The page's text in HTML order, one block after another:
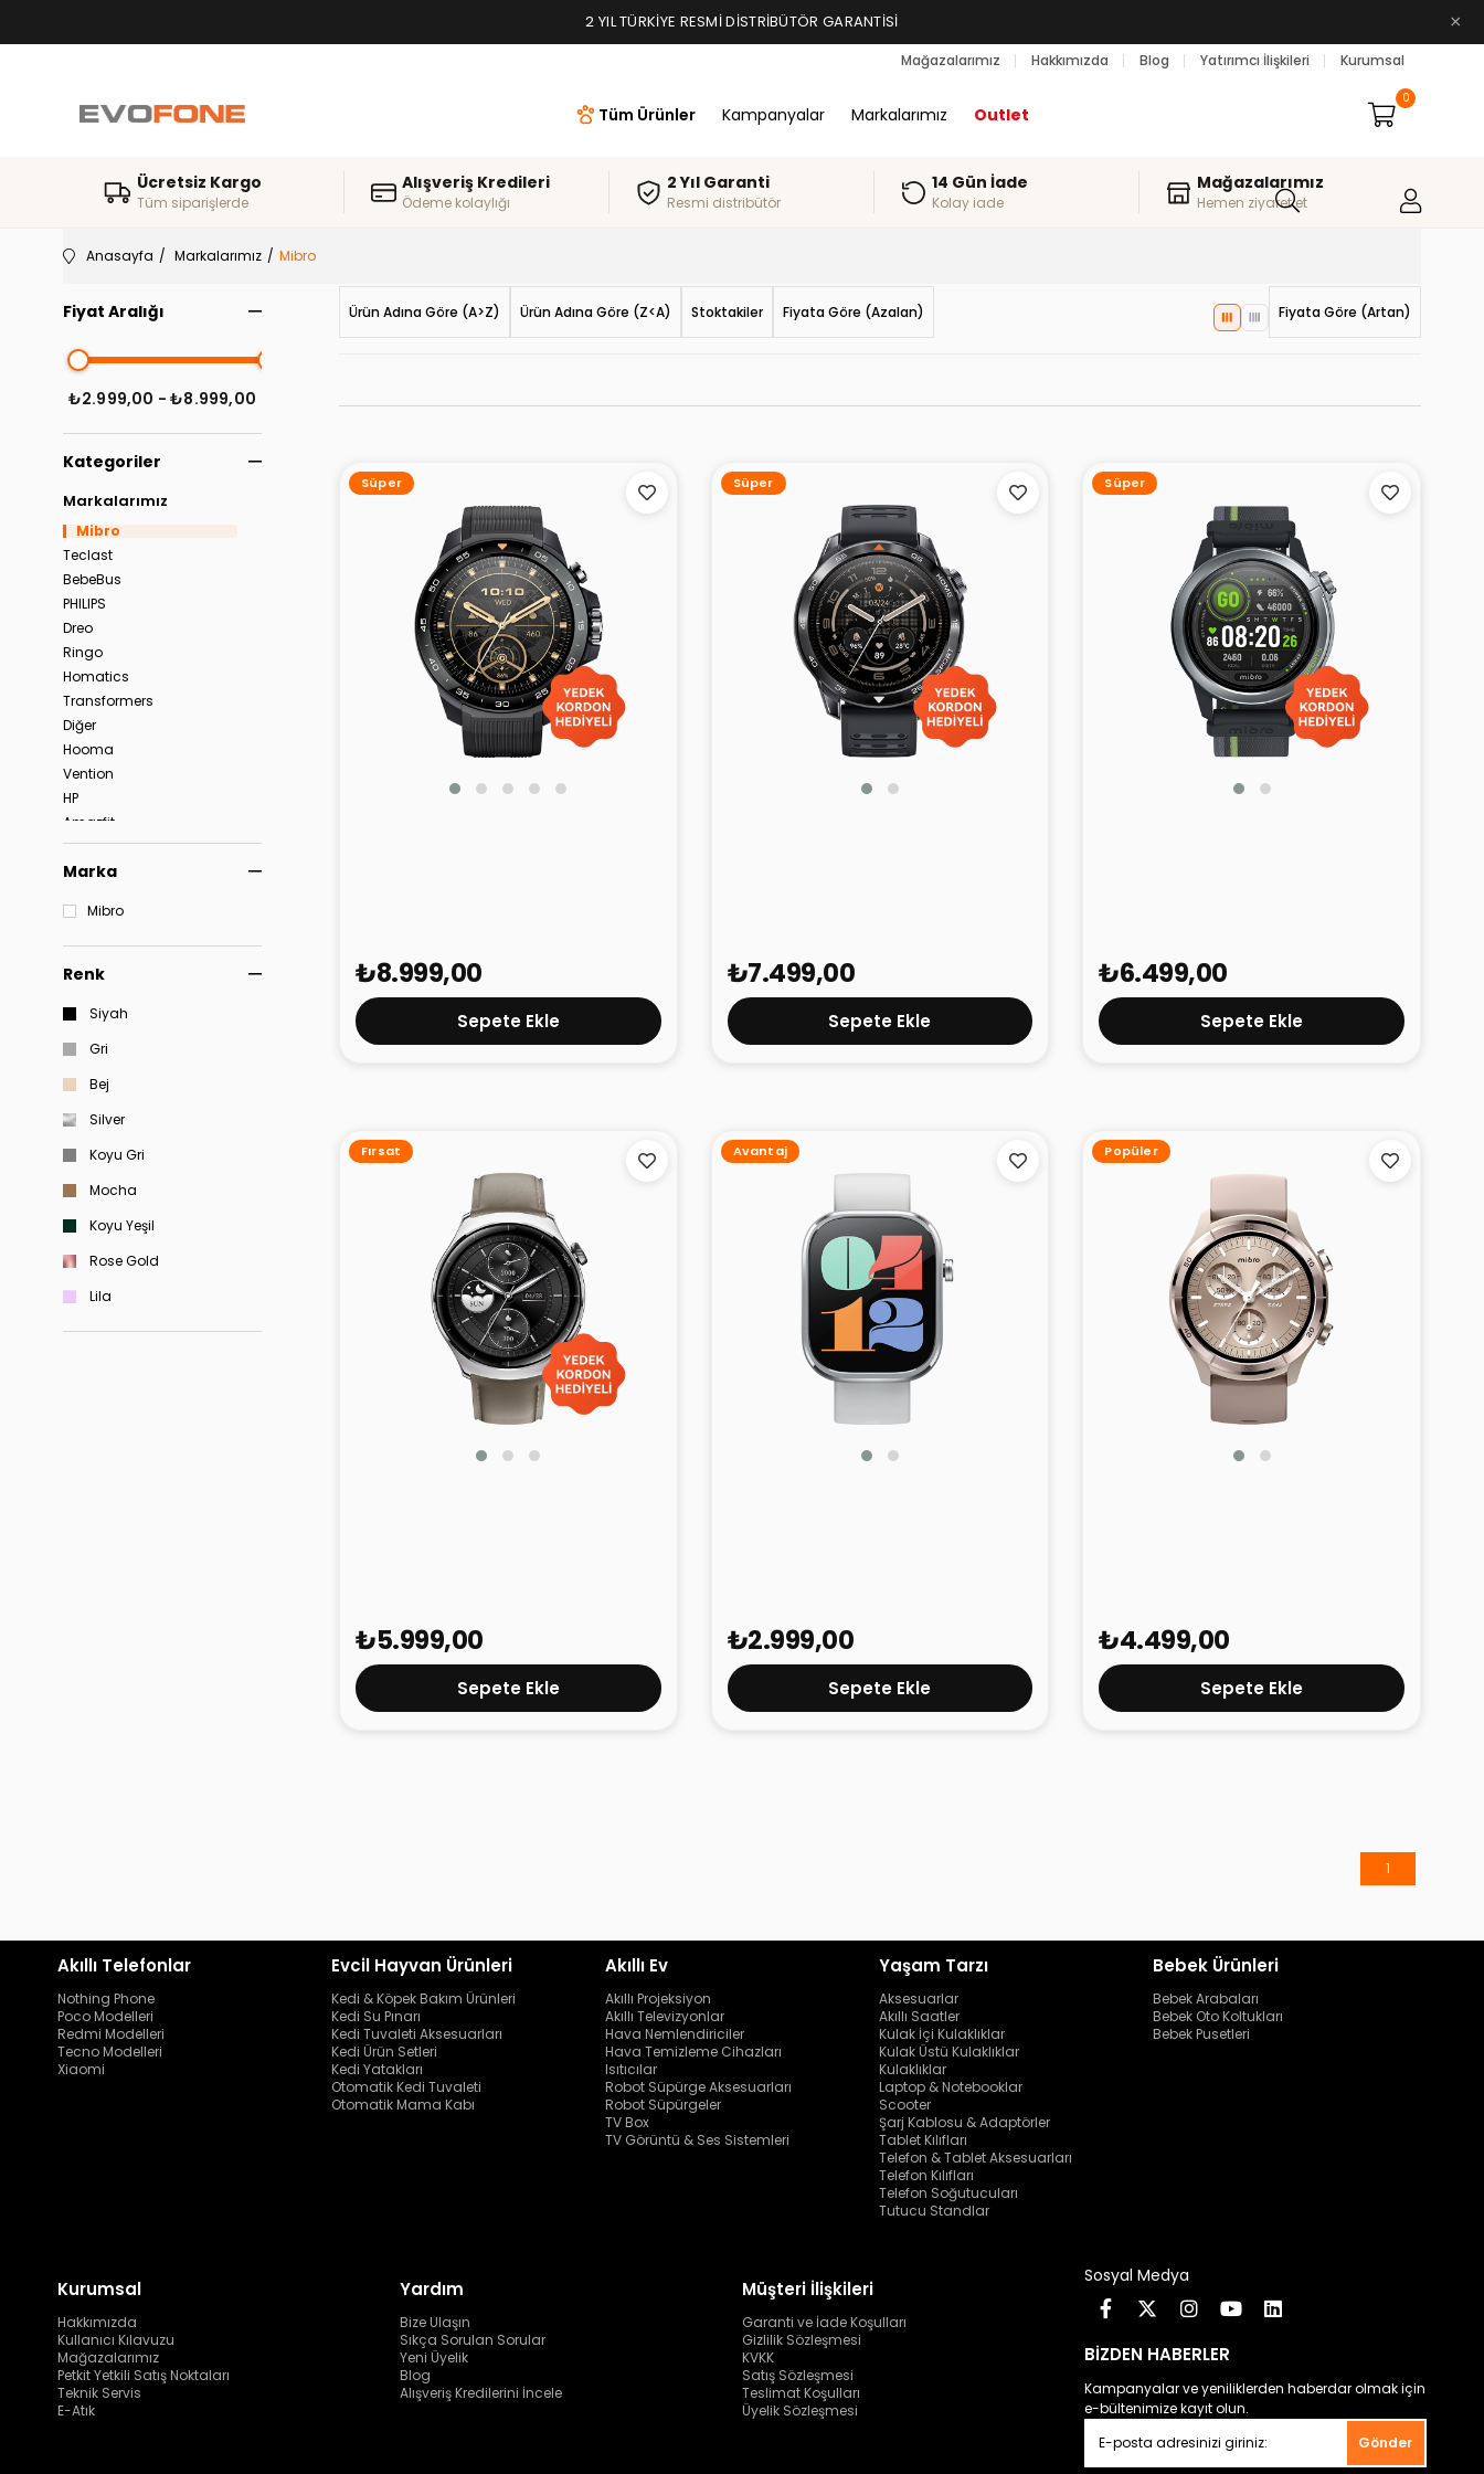
2 YIL TÜRKIYE RESMI DISTRIBÜTÖR GARANTISI ×
Mağazalarımız Hakkımızda Blog Yatırımcı İlişkileri Kurumsal
Tüm Ürünler Kampanyalar Markalarımız Outlet
0
Ücretsiz Kargo
Tüm siparişlerde
Alışveriş Kredileri
Ödeme kolaylığı
2 Yıl Garanti
Resmi distribütör
14 Gün İade
Kolay iade
Mağazalarımız
Hemen ziyaret et
Anasayfa Markalarımız Mibro
Fiyat Aralığı
₺2.999,00 - ₺8.999,00
Kategoriler
Markalarımız
Mibro
Teclast
BebeBus
PHILIPS
Dreo
Ringo
Homatics
Transformers
Diğer
Hooma
Vention
HP
Amazfit
Black Shark
CMF by Nothing
Nothing
Petkit
Poco
TECNO
Viomi
Marka
Mibro
Renk
Siyah
Gri
Bej
Silver
Koyu Gri
Mocha
Koyu Yeşil
Rose Gold
Lila
Fiyata Göre (Artan)
Fiyata Göre (Azalan)
Ürün Adına Göre (A>Z) Ürün Adına Göre (Z<A) Stoktakiler
₺8.999,00
Sepete Ekle
Süper
₺7.499,00
Sepete Ekle
Süper
₺6.499,00
Sepete Ekle
Süper
₺5.999,00
Sepete Ekle
Fırsat
₺2.999,00
Sepete Ekle
Avantaj
₺4.499,00
Sepete Ekle
Popüler
1
Akıllı Telefonlar
Nothing Phone
Poco Modelleri
Redmi Modelleri
Tecno Modelleri
Xiaomi
Evcil Hayvan Ürünleri
Kedi & Köpek Bakım Ürünleri
Kedi Su Pınarı
Kedi Tuvaleti Aksesuarları
Kedi Ürün Setleri
Kedi Yatakları
Otomatik Kedi Tuvaleti
Otomatik Mama Kabı
Akıllı Ev
Akıllı Projeksiyon
Akıllı Televizyonlar
Hava Nemlendiriciler
Hava Temizleme Cihazları
Isıtıcılar
Robot Süpürge Aksesuarları
Robot Süpürgeler
TV Box
TV Görüntü & Ses Sistemleri
Yaşam Tarzı
Aksesuarlar
Akıllı Saatler
Kulak İçi Kulaklıklar
Kulak Üstü Kulaklıklar
Kulaklıklar
Laptop & Notebooklar
Scooter
Şarj Kablosu & Adaptörler
Tablet Kılıfları
Telefon & Tablet Aksesuarları
Telefon Kılıfları
Telefon Soğutucuları
Tutucu Standlar
Bebek Ürünleri
Bebek Arabaları
Bebek Oto Koltukları
Bebek Pusetleri
Kurumsal
Hakkımızda
Kullanıcı Kılavuzu
Mağazalarımız
Petkit Yetkili Satış Noktaları
Teknik Servis
E-Atık
Yardım
Bize Ulaşın
Sıkça Sorulan Sorular
Yeni Üyelik
Blog
Alışveriş Kredilerini İncele
Müşteri İlişkileri
Garanti ve İade Koşulları
Gizlilik Sözleşmesi
KVKK
Satış Sözleşmesi
Teslimat Koşulları
Üyelik Sözleşmesi
Sosyal Medya
BİZDEN HABERLER
Kampanyalar ve yeniliklerden haberdar olmak için
e-bültenimize kayıt olun.
Gönder